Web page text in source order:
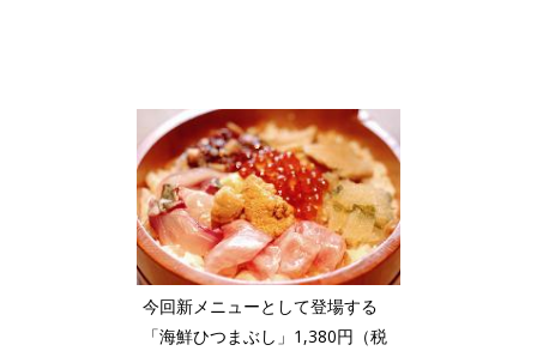
今回新メニューとして登場する
「海鮮ひつまぶし」1,380円（税